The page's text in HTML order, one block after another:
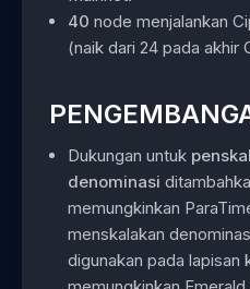
40 node menjalankan
(naik dari 24 pada akhir
Dukungan untuk
denominasi
memungkinkan
menskalakan
digunakan pada lapisan